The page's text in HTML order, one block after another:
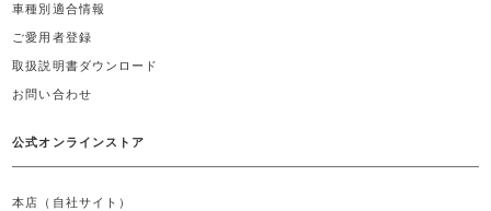
車種別適合情報
ご愛用者登録
取扱説明書ダウンロード
お問い合わせ
公式オンラインストア
本店（自社サイト）